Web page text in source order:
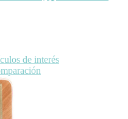
de interés